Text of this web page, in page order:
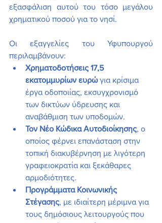
εξασφάλιση αυτού του τόσο μεγάλου
χρηματικού ποσού για το νησί.
Οι εξαγγελίες του Υφυπουργού
περιλαμβάνουν:
Χρηματοδοτήσεις 17,5
εκατομμυρίων ευρώ για κρίσιμα
έργα οδοποιίας, εκσυγχρονισμό
των δικτύων ύδρευσης και
αναβάθμιση των υποδομών.
Τον Νέο Κώδικα Αυτοδιοίκησης, ο
οποίος φέρνει επανάσταση στην
τοπική διακυβέρνηση με λιγότερη
γραφειοκρατία και ξεκάθαρες
αρμοδιότητες.
Προγράμματα Κοινωνικής
Στέγασης, με ιδιαίτερη μέριμνα για
τους δημόσιους λειτουργούς που